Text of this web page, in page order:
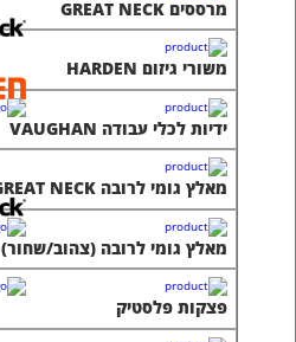
מרססים GREAT NECK
משורי גיזום HARDEN
ידיות לכלי עבודה VAUGHAN
מאלץ גומי לרובה GREAT NECK
מאלץ גומי לרובה (צהוב/שחור) CO.ME
פצקות פלסטיק